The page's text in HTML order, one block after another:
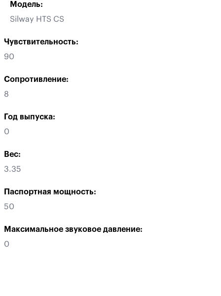
Модель:
Silway HTS CS
Чувствительность:
90
Сопротивление:
8
Год выпуска:
0
Вес:
3.35
Паспортная мощность:
50
Максимальное звуковое давление:
0